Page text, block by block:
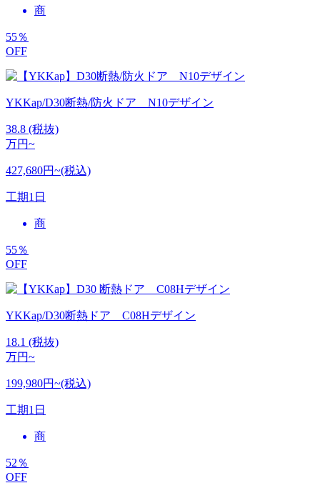
商
55％
OFF
YKKap/D30断熱/防火ドア N10デザイン
38.8 (税抜)
万円~
427,680円~(税込)
工期1日
商
55％
OFF
YKKap/D30断熱ドア C08Hデザイン
18.1 (税抜)
万円~
199,980円~(税込)
工期1日
商
52％
OFF